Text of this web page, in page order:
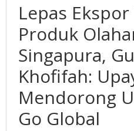
Ke
Lepas
Produk
Singapura,
Khofifah:
Mendorong
Go Global